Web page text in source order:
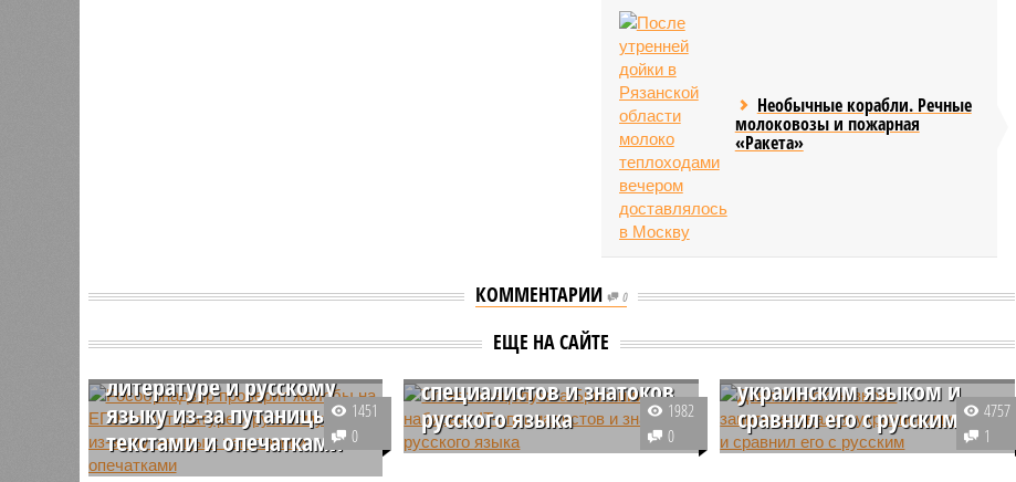
Необычные корабли. Речные
молоковозы и пожарная
«Ракета»
КОММЕНТАРИИ 0
ЕЩЕ НА САЙТЕ
жалобы на ЕГЭ по
литературе и русскому
языку из-за путаницы с
текстами и опечатками
Федеральная служба по надзору
1451
0
Times: спецслужба
Британии набирает IT-
специалистов и знатоков
русского языка
Как стало известно СМИ,
1982
0
Даня Милохин вновь
украинским языком и
сравнил его с русским
Оскандалившийся недавно Даня
4757
1